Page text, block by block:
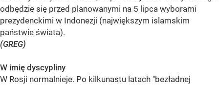
odbędzie się przed planowanymi na 5 lipca wyborami
prezydenckimi w Indonezji (największym islamskim
państwie świata).
(GREG)
W imię dyscypliny
W Rosji normalnieje. Po kilkunastu latach "bezładnej